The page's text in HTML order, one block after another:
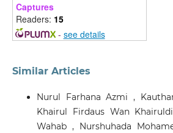
Captures
Readers: 15
- see details
Similar Articles
Nurul Farhana Azmi ,
Khairul Firdaus Wan
Wahab , Nurshuhada